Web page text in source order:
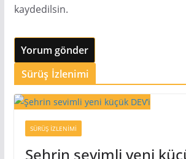
kaydedilsin.
Sürüş İzlenimi
SÜRÜŞ İZLENIMI
Şehrin sevimli yeni